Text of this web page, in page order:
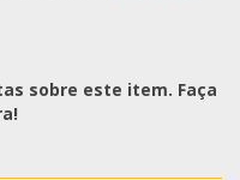
sobre este item. Faça